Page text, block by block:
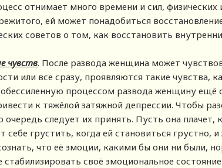
отнимает много времени и сил,
ей может понадобиться
советов о том, как восстановить
чувств. После развода женщина может
или все сразу, проявляются такие чувства,
обессиленную процессом развода женщину ещё
к тяжёлой затяжной депрессии. Чтобы
очередь следует их принять. Пусть она плачет,
себе грустить, когда ей становиться грустно, и
что её эмоции, какими бы они ни были,
своё эмоциональное